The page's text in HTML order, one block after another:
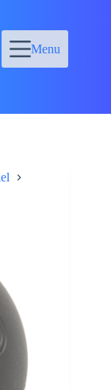
Menu